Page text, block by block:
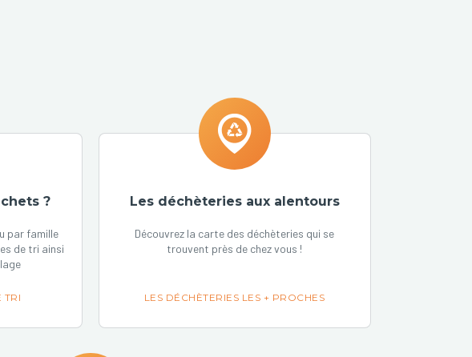
?
par famille
de tri ainsi
TRI
Les déchèteries aux alentours
Découvrez la carte des déchèteries qui se
trouvent près de chez vous !
LES DÉCHÈTERIES LES + PROCHES